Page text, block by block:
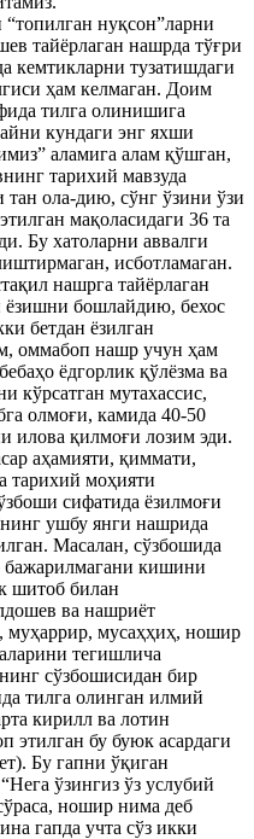
нуқсон”ларни
тайёрлаган нашрда тўғри
кемтикларни тузатишдаги
ҳам келмаган. Доим
тилга олинишига
кундаги энг яхши
аламига алам қўшган,
тарихий мавзуда
ола-дию, сўнг ўзини ўзи
мақоласидаги 36 та
Бу хатоларни аввалги
исботламаган.
нашрга тайёрлаган
ёзишни бошлайдию, бехос
бетдан ёзилган
оммабоп нашр учун ҳам
ёдгорлик қўлёзма ва
кўрсатган мутахассис,
олмоғи, камида 40-50
илова қилмоғи лозим эди.
аҳамияти, қиммати,
тарихий моҳияти
сифатида ёзилмоғи
ушбу янги нашрида
Масалан, сўзбошида
бажарилмагани кишини
шитоб билан
ва нашриёт
муҳаррир, мусаҳҳиҳ, ношир
тегишлича
сўзбошисидан бир
тилга олинган илмий
кирилл ва лотин
этилган бу буюк асардаги
Бу гапни ўқиган
ўзингиз ўз услубий
ношир нима деб
гапда учта сўз икки